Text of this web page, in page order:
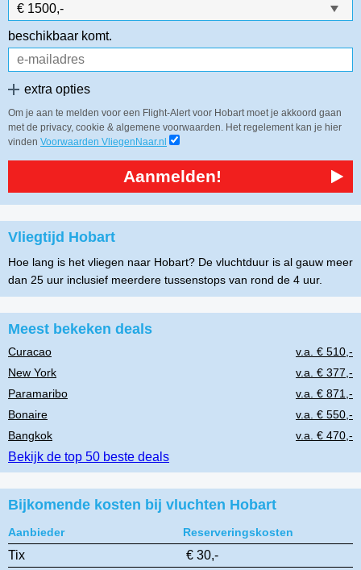
beschikbaar komt.
extra opties
Om je aan te melden voor een Flight-Alert voor Hobart moet je akkoord gaan
met de privacy, cookie & algemene voorwaarden. Het regelement kan je hier
vinden Voorwaarden VliegenNaar.nl
Aanmelden!
Vliegtijd Hobart
Hoe lang is het vliegen naar Hobart? De vluchtduur is al gauw meer
dan 25 uur inclusief meerdere tussenstops van rond de 4 uur.
Meest bekeken deals
Curacao
v.a. € 510,-
New York
v.a. € 377,-
Paramaribo
v.a. € 871,-
Bonaire
v.a. € 550,-
Bangkok
v.a. € 470,-
Bekijk de top 50 beste deals
Bijkomende kosten bij vluchten Hobart
Aanbieder Reserveringskosten
Tix € 30,-